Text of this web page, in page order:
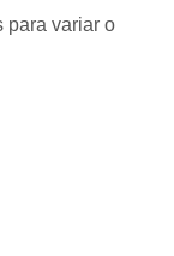
para variar o